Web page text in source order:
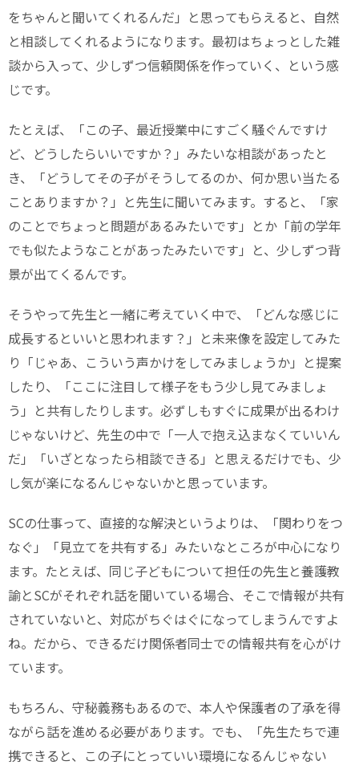
をちゃんと聞いてくれるんだ」と思ってもらえると、自然
と相談してくれるようになります。最初はちょっとした雑
談から入って、少しずつ信頼関係を作っていく、という感
じです。
たとえば、「この子、最近授業中にすごく騒ぐんですけ
ど、どうしたらいいですか？」みたいな相談があったと
き、「どうしてその子がそうしてるのか、何か思い当たる
ことありますか？」と先生に聞いてみます。すると、「家
のことでちょっと問題があるみたいです」とか「前の学年
でも似たようなことがあったみたいです」と、少しずつ背
景が出てくるんです。
そうやって先生と一緒に考えていく中で、「どんな感じに
成長するといいと思われます？」と未来像を設定してみた
り「じゃあ、こういう声かけをしてみましょうか」と提案
したり、「ここに注目して様子をもう少し見てみましょ
う」と共有したりします。必ずしもすぐに成果が出るわけ
じゃないけど、先生の中で「一人で抱え込まなくていいん
だ」「いざとなったら相談できる」と思えるだけでも、少
し気が楽になるんじゃないかと思っています。
SCの仕事って、直接的な解決というよりは、「関わりをつ
なぐ」「見立てを共有する」みたいなところが中心になり
ます。たとえば、同じ子どもについて担任の先生と養護教
諭とSCがそれぞれ話を聞いている場合、そこで情報が共有
されていないと、対応がちぐはぐになってしまうんですよ
ね。だから、できるだけ関係者同士での情報共有を心がけ
ています。
もちろん、守秘義務もあるので、本人や保護者の了承を得
ながら話を進める必要があります。でも、「先生たちで連
携できると、この子にとっていい環境になるんじゃない